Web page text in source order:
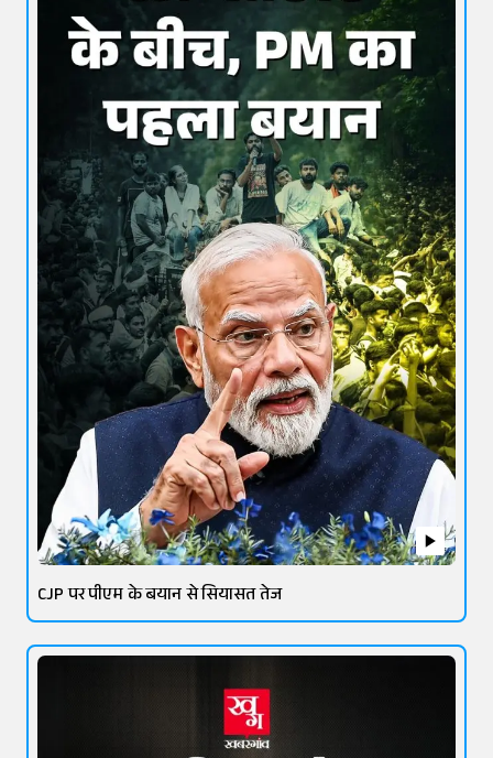
CJP पर पीएम के बयान से सियासत तेज